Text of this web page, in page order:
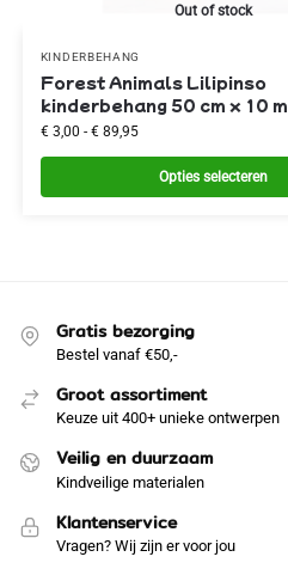
Out of stock
KINDERBEHANG
Forest Animals Lilipinso
kinderbehang 50 cm x 10 m
€3,00 - €89,95
Opties selecteren
Gratis bezorging
Bestel vanaf €50,-
Groot assortiment
Keuze uit 400+ unieke ontwerpen
Veilig en duurzaam
Kindveilige materialen
Klantenservice
Vragen? Wij zijn er voor jou